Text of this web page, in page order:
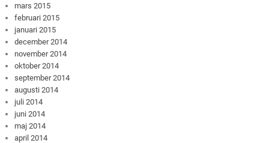
mars 2015
februari 2015
januari 2015
december 2014
november 2014
oktober 2014
september 2014
augusti 2014
juli 2014
juni 2014
maj 2014
april 2014